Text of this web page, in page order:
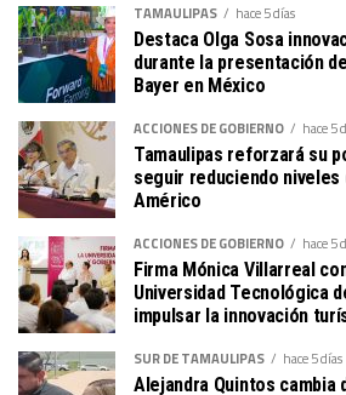
TAMAULIPAS hace 5 días
Destaca Olga Sosa
durante la presentación
Bayer en México
ACCIONES DE GOBIERNO hace 5
Tamaulipas reforzará su
seguir reduciendo
Américo
ACCIONES DE GOBIERNO hace 5
Firma Mónica Villarreal
Universidad Tecnológica
impulsar la innovación
SUR DE TAMAULIPAS hace 5 días
Alejandra Quintos cambia